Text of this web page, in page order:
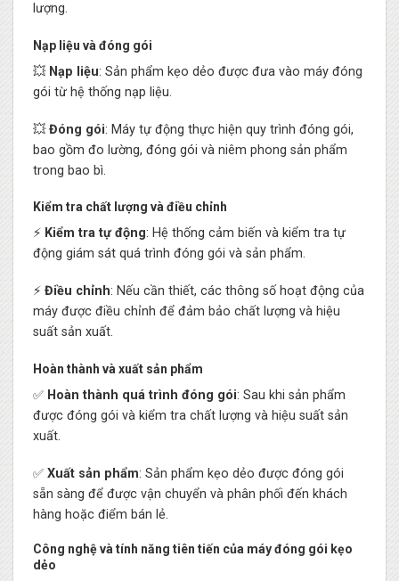
lượng.
Nạp liệu và đóng gói
💥 Nạp liệu: Sản phẩm kẹo dẻo được đưa vào máy đóng
gói từ hệ thống nạp liệu.
💥Đóng gói: Máy tự động thực hiện quy trình đóng gói,
bao gồm đo lường, đóng gói và niêm phong sản phẩm
trong bao bì.
Kiểm tra chất lượng và điều chỉnh
⚡ Kiểm tra tự động: Hệ thống cảm biến và kiểm tra tự
động giám sát quá trình đóng gói và sản phẩm.
⚡ Điều chỉnh: Nếu cần thiết, các thông số hoạt động của
máy được điều chỉnh để đảm bảo chất lượng và hiệu
suất sản xuất.
Hoàn thành và xuất sản phẩm
✅ Hoàn thành quá trình đóng gói: Sau khi sản phẩm
được đóng gói và kiểm tra chất lượng và hiệu suất sản
xuất.
✅ Xuất sản phẩm: Sản phẩm kẹo dẻo được đóng gói
sẵn sàng để được vận chuyển và phân phối đến khách
hàng hoặc điểm bán lẻ.
Công nghệ và tính năng tiên tiến của máy đóng gói kẹo
dẻo